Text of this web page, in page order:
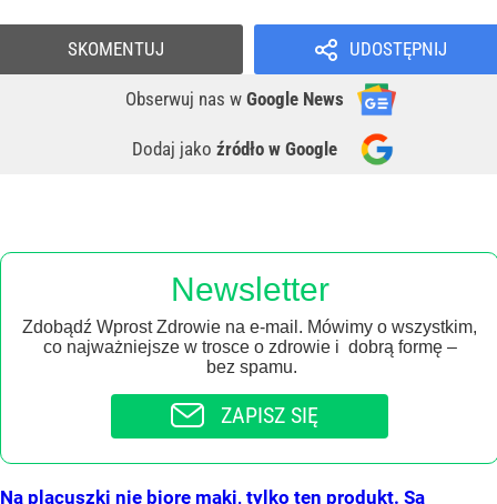
UDOSTĘPNIJ
Obserwuj nas w Google News
Dodaj jako źródło w Google
SKOMENTUJ
Newsletter
Zdobądź Wprost Zdrowie na e-mail. Mówimy o wszystkim,
co najważniejsze w trosce o zdrowie i dobrą formę –
bez spamu.
ZAPISZ SIĘ
Na placuszki nie biorę mąki, tylko ten produkt. Są